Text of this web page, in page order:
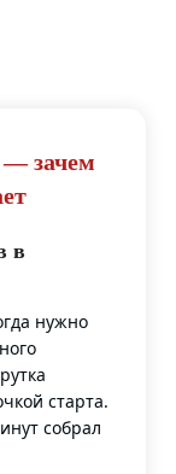
— зачем
в
нужно
старта.
собрал